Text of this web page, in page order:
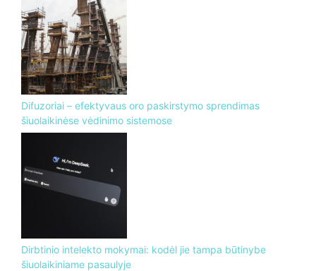
Difuzoriai – efektyvaus oro paskirstymo sprendimas
šiuolaikinėse vėdinimo sistemose
Dirbtinio intelekto mokymai: kodėl jie tampa būtinybe
šiuolaikiniame pasaulyje